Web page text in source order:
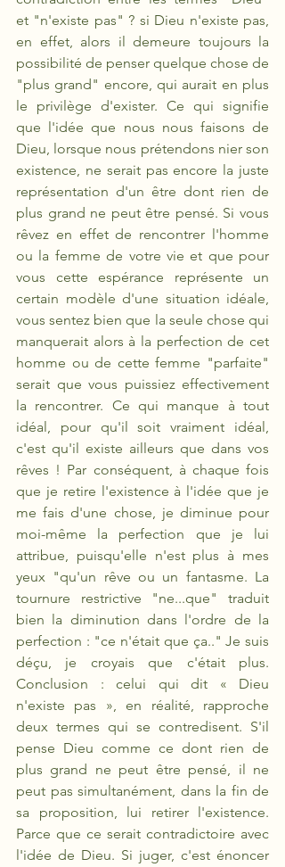
et "n'existe pas" ? si Dieu n'existe pas,
en effet, alors il demeure toujours la
possibilité de penser quelque chose de
"plus grand" encore, qui aurait en plus
le privilège d'exister. Ce qui signifie
que l'idée que nous nous faisons de
Dieu, lorsque nous prétendons nier son
existence, ne serait pas encore la juste
représentation d'un être dont rien de
plus grand ne peut être pensé. Si vous
rêvez en effet de rencontrer l'homme
ou la femme de votre vie et que pour
vous cette espérance représente un
certain modèle d'une situation idéale,
vous sentez bien que la seule chose qui
manquerait alors à la perfection de cet
homme ou de cette femme "parfaite"
serait que vous puissiez effectivement
la rencontrer. Ce qui manque à tout
idéal, pour qu'il soit vraiment idéal,
c'est qu'il existe ailleurs que dans vos
rêves ! Par conséquent, à chaque fois
que je retire l'existence à l'idée que je
me fais d'une chose, je diminue pour
moi-même la perfection que je lui
attribue, puisqu'elle n'est plus à mes
yeux "qu'un rêve ou un fantasme. La
tournure restrictive "ne...que" traduit
bien la diminution dans l'ordre de la
perfection : "ce n'était que ça.." Je suis
déçu, je croyais que c'était plus.
Conclusion : celui qui dit « Dieu
n'existe pas », en réalité, rapproche
deux termes qui se contredisent. S'il
pense Dieu comme ce dont rien de
plus grand ne peut être pensé, il ne
peut pas simultanément, dans la fin de
sa proposition, lui retirer l'existence.
Parce que ce serait contradictoire avec
l'idée de Dieu. Si juger, c'est énoncer